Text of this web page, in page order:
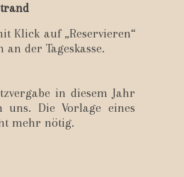
Klick auf „Reservieren“
der Tageskasse.
in diesem Jahr
uns. Die Vorlage eines
mehr nötig.